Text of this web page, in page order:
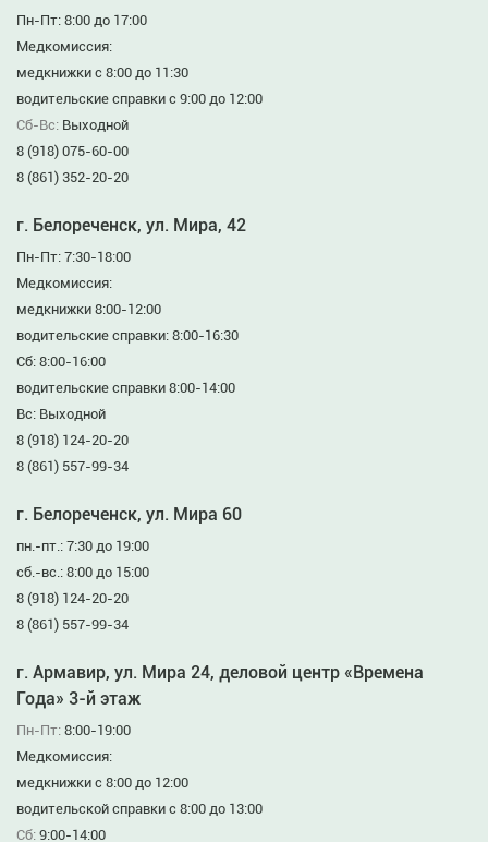
Пн-Пт: 8:00 до 17:00
Медкомиссия:
медкнижки с 8:00 до 11:30
водительские справки с 9:00 до 12:00
Сб-Вс: Выходной
8 (918) 075-60-00
8 (861) 352-20-20
г. Белореченск, ул. Мира, 42
Пн-Пт: 7:30-18:00
Медкомиссия:
медкнижки 8:00-12:00
водительские справки: 8:00-16:30
Сб: 8:00-16:00
водительские справки 8:00-14:00
Вс: Выходной
8 (918) 124-20-20
8 (861) 557-99-34
г. Белореченск, ул. Мира 60
пн.-пт.: 7:30 до 19:00
сб.-вс.: 8:00 до 15:00
8 (918) 124-20-20
8 (861) 557-99-34
г. Армавир, ул. Мира 24, деловой центр «Времена
Года» 3-й этаж
Пн-Пт: 8:00-19:00
Медкомиссия:
медкнижки с 8:00 до 12:00
водительской справки с 8:00 до 13:00
Сб: 9:00-14:00